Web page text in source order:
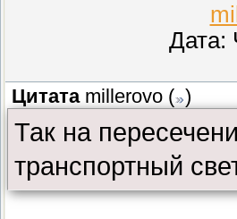
Дата:
Цитата millerovo ( )
Так на
транспортный